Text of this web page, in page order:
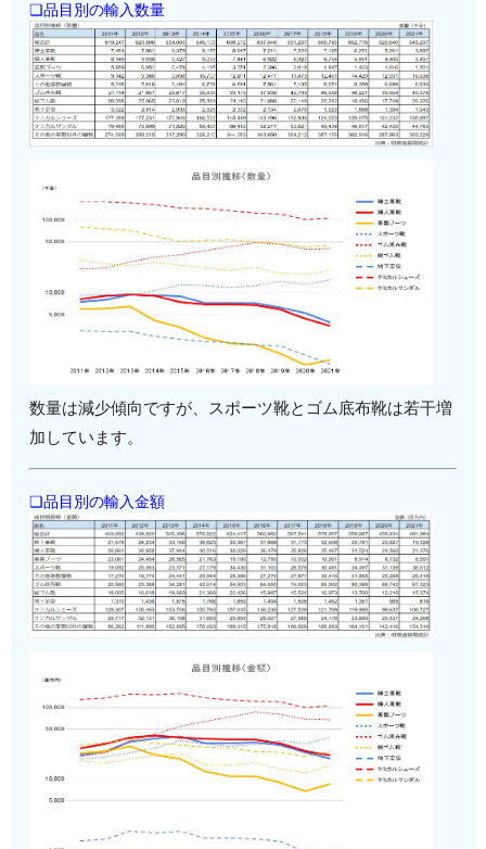
❏品目別の輸入数量
数量は減少傾向ですが、スポーツ靴とゴム底布靴は若干増
加しています。
❏品目別の輸入金額